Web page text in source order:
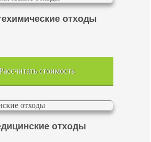
отходы
стоимость
отходы